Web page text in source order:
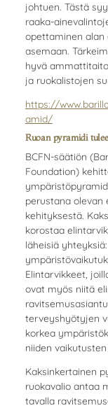
johtuen. Tästä
raaka-
opettaminen alan
asemaan.
hyvä
ja ruokalistojen
https://
amid/
Ruoan pyramidi
BCFN-säätiön
Foundation)
perustana
kehityksestä.
korostaa
läheisiä
Elintarvikkeet,
ovat myös niitä
terveyshyötyjen
korkea
niiden
Kaksinkertainen
ruokavalio antaa
tavalla